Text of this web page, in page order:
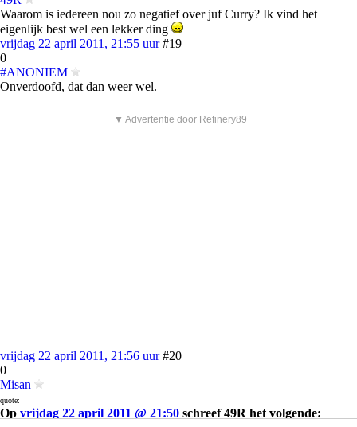
Waarom is iedereen nou zo negatief over juf Curry? Ik vind het
eigenlijk best wel een lekker ding
vrijdag 22 april 2011, 21:55 uur #19
0
#ANONIEM
Onverdoofd, dat dan weer wel.
▼ Advertentie door Refinery89
vrijdag 22 april 2011, 21:56 uur #20
0
Misan
quote:
Op vrijdag 22 april 2011 @ 21:50 schreef 49R het volgende: